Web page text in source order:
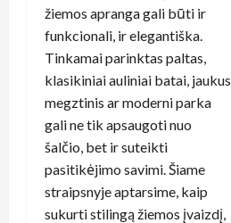
žiemos apranga gali būti ir
funkcionali, ir elegantiška.
Tinkamai parinktas paltas,
klasikiniai auliniai batai, jaukus
megztinis ar moderni parka
gali ne tik apsaugoti nuo
šalčio, bet ir suteikti
pasitikėjimo savimi. Šiame
straipsnyje aptarsime, kaip
sukurti stilingą žiemos įvaizdį,